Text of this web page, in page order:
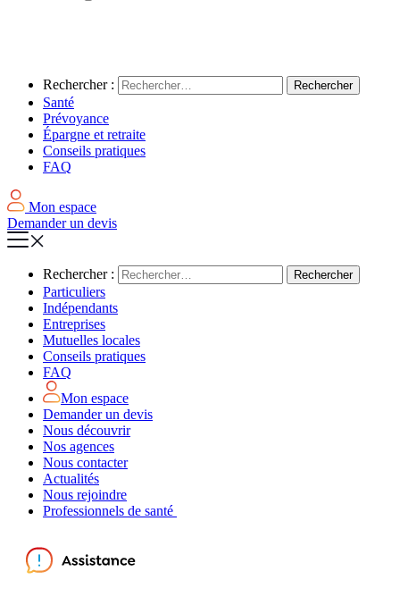
Rechercher :
Santé
Prévoyance
Épargne et retraite
Conseils pratiques
FAQ
Mon espace
Demander un devis
Rechercher :
Particuliers
Indépendants
Entreprises
Mutuelles locales
Conseils pratiques
FAQ
Mon espace
Demander un devis
Nous découvrir
Nos agences
Nous contacter
Actualités
Nous rejoindre
Professionnels de santé